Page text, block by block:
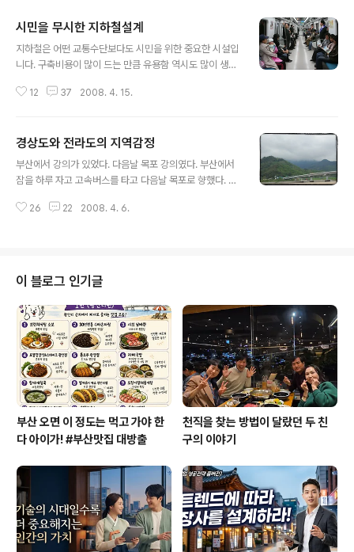
시민을 무시한 지하철설계
지하철은 어떤 교통수단보다도 시민을 위한 중요한 시설입
니다. 구축비용이 많이 드는 만큼 유용함 역시도 많이 생기
교통비에 예정된 시간으로 이동이 가능한 교통수단으로 지
많은 대도시 위주로 이뤄지고 있습니다. 수도 서울이 편리
하게 느껴지는 이유 중의 하나가 바로 이 지하철이죠. 웬만
한 세계도시를 능가할 정도의 인프라를 자랑할만한 세계적
지하철이나 경전철 건설을 앞다퉈 진행하고 있습니다. 좋
12 37 2008. 4. 15.
경상도와 전라도의 지역감정
부산에서 강의가 있었다. 다음날 목포 강의였다. 부산에서
잠을 하루 자고 고속버스를 타고 다음날 목포로 향했다. 한
신다. 보통 시골에서는 그냥 근처에 세워주신다. 그런데 이
기다리기 위한 주정차 시간도 10분도 채주지 않는다는 것
이다. 그래서 경남쪽으로 왔을 때는 그 앙갚암으로 되돌려
주는 관행이 남아 있다고 하신다. [이미지출처; 네이버 파
란피(kwean99)님, 전라도와 경상도를 이어주는 섬진강
다리] 그래서 내가 '도대체 왜 그러느냐'고 말했다. 이쪽 지
리산은 전라도와 경상도의 경계..
26 22 2008. 4. 6.
이 블로그 인기글
부산 오면 이 정도는 먹고 가야 한
다 아이가! #부산맛집 대방출
천직을 찾는 방법이 달랐던 두 친
구의 이야기